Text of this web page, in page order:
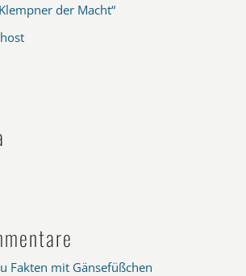
der Macht“
Fakten mit Gänsefüßchen